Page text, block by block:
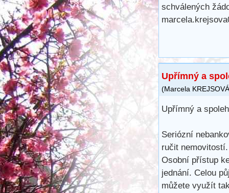
schválených
Upřímný a
(Marcela KREJSOVÁ
Upřímný a
Seriózní
ručit
Osobní přístup
jednání. Celou
můžete využít